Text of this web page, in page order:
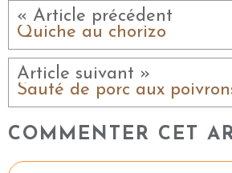
« Article précédent
Quiche au chorizo
Article suivant »
Sauté de porc aux
COMMENTER CET